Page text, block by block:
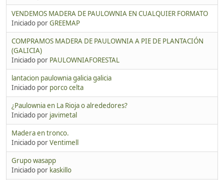
VENDEMOS MADERA DE PAULOWNIA EN CUALQUIER FORMATO
Iniciado porGREEMAP
COMPRAMOS MADERA DE PAULOWNIA A PIE DE PLANTACIÓN
(GALICIA)
Iniciado por PAULOWNIAFORESTAL
lantacion paulownia galicia galicia
Iniciado por porco celta
¿Paulownia en La Rioja o alrededores?
Iniciado por javimetal
Madera en tronco.
Iniciado porVentimell
Grupo wasapp
Iniciado por kaskillo